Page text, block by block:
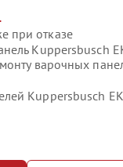
при отказе
Kuppersbusch
варочных
Kuppersbusch